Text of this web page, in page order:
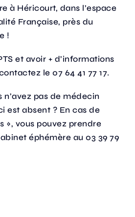
à Héricourt, dans l’espace
Française, près du
!
et avoir + d’informations
le 07 64 41 77 17.
n’avez pas de médecin
est absent ? En cas de
», vous pouvez prendre
éphémère au 03 39 79